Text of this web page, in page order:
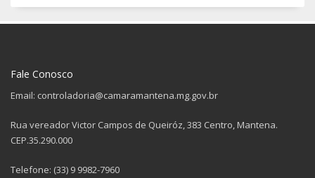
Fale Conosco
Email: controladoria@camaramantena.mg.gov.br
Rua vereador Victor Campos de Queiróz, 383 Centro, Mantena.
CEP.35.290.000
Telefone: (33) 9 9982-7960